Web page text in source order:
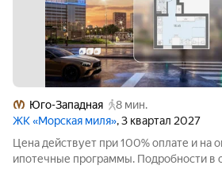
Юго-Западная
8 мин.
ЖК «Морская миля», 3 квартал 2027
Цена действует при 100% оплате и на
ипотечные программы. Подробности в отделе продаж по